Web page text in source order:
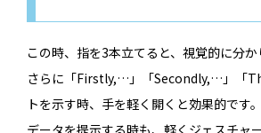
この時、指を3本立てると、視覚的に分か
さらに「Firstly,…」「Secondly,…」「
トを示す時、手を軽く開くと効果的です。
データを提示する時も、軽くジェスチャ